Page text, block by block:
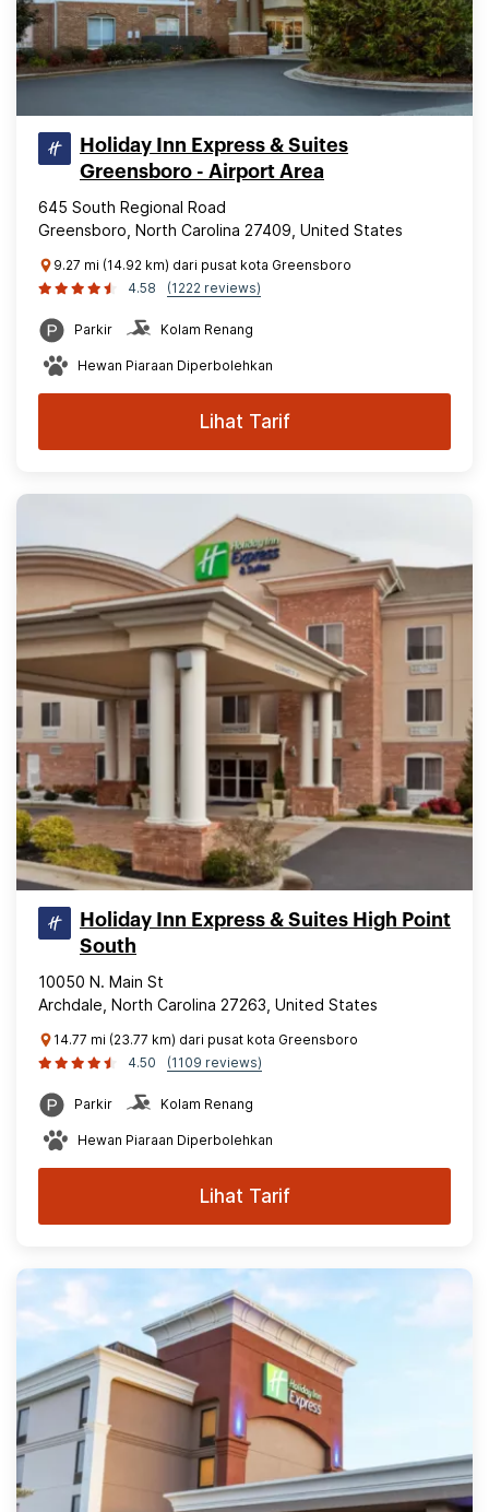
Holiday Inn Express & Suites
Greensboro - Airport Area
645 South Regional Road
Greensboro, North Carolina 27409, United States
9.27 mi (14.92 km) dari pusat kota Greensboro
4.58
(1222 reviews)
Parkir Kolam Renang
Hewan Piaraan Diperbolehkan
Lihat Tarif
Holiday Inn Express & Suites High Point
South
10050 N. Main St
Archdale, North Carolina 27263, United States
14.77 mi (23.77 km) dari pusat kota Greensboro
4.50
(1109 reviews)
Parkir Kolam Renang
Hewan Piaraan Diperbolehkan
Lihat Tarif